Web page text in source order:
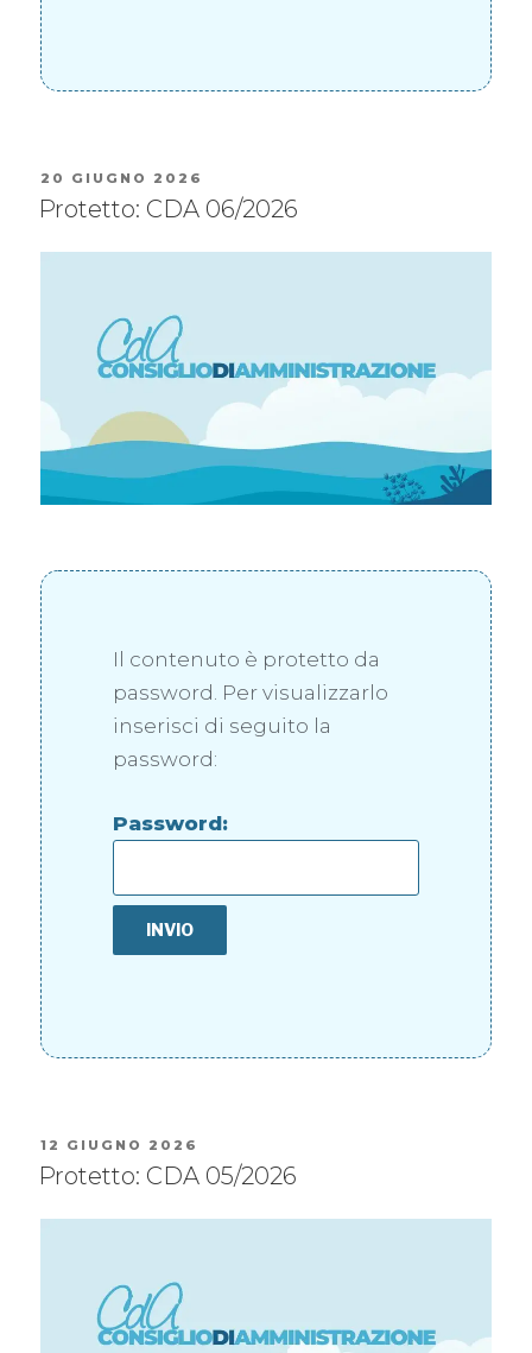
20 GIUGNO 2026
Protetto: CDA 06/2026
Il contenuto è protetto da
password. Per visualizzarlo
inserisci di seguito la
password:
Password:
12 GIUGNO 2026
Protetto: CDA 05/2026